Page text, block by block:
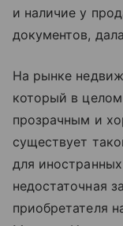
и наличие у
документов,
На рынке
который в
прозрачным и
существует
для
недостаточная
приобретателя